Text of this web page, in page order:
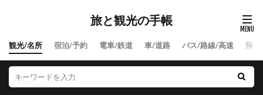
旅と観光の手帳
観光/名所 宿泊/予約 電車/鉄道 車/道路 バス/路線/高速 飛行